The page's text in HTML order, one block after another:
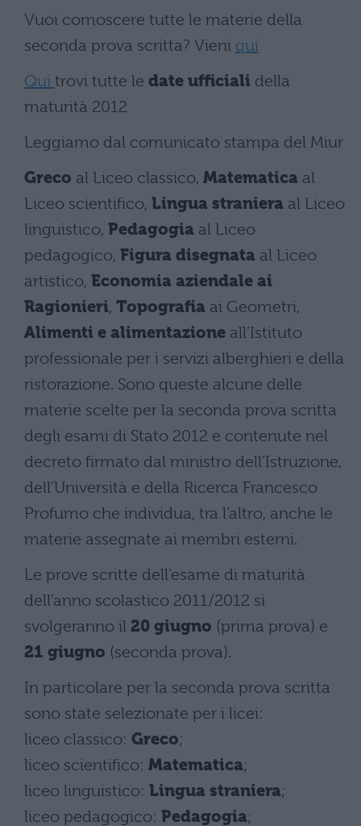
Vuoi comoscere tutte le materie della
seconda prova scritta? Vieni qui
Qui trovi tutte le date ufficiali della
maturità 2012
Leggiamo dal comunicato stampa del Miur
Greco al Liceo classico, Matematica al
Liceo scientifico, Lingua straniera al Liceo
linguistico, Pedagogia al Liceo
pedagogico, Figura disegnata al Liceo
artistico, Economia aziendale ai
Ragionieri, Topografia ai Geometri,
Alimenti e alimentazione all’Istituto
professionale per i servizi alberghieri e della
ristorazione. Sono queste alcune delle
materie scelte per la seconda prova scritta
degli esami di Stato 2012 e contenute nel
decreto firmato dal ministro dell’Istruzione,
dell’Università e della Ricerca Francesco
Profumo che individua, tra l’altro, anche le
materie assegnate ai membri esterni.
Le prove scritte dell’esame di maturità
dell’anno scolastico 2011/2012 si
svolgeranno il 20 giugno (prima prova) e
21 giugno (seconda prova).
In particolare per la seconda prova scritta
sono state selezionate per i licei:
liceo classico: Greco;
liceo scientifico: Matematica;
liceo linguistico: Lingua straniera;
liceo pedagogico: Pedagogia;